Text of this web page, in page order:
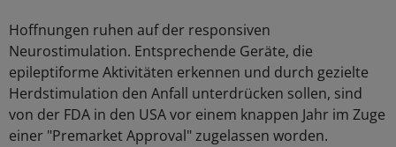
Hoffnungen ruhen auf der responsiven
Neurostimulation. Entsprechende Geräte, die
epileptiforme Aktivitäten erkennen und durch gezielte
Herdstimulation den Anfall unterdrücken sollen, sind
von der FDA in den USA vor einem knappen Jahr im Zuge
einer "Premarket Approval" zugelassen worden.